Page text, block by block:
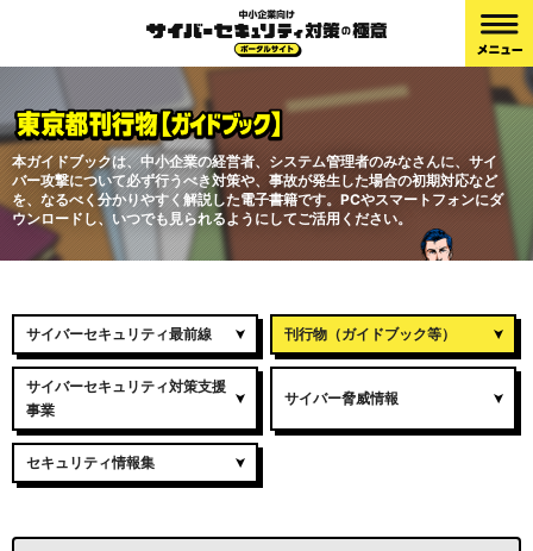
本ガイドブックは、中小企業の経営者、システム管理者のみなさんに、サイ
バー攻撃について必ず行うべき対策や、事故が発生した場合の初期対応など
を、なるべく分かりやすく解説した電子書籍です。PCやスマートフォンにダ
ウンロードし、いつでも見られるようにしてご活用ください。
サイバーセキュリティ最前線 刊行物（ガイドブック等）
サイバーセキュリティ対策支援
事業
サイバー脅威情報
セキュリティ情報集